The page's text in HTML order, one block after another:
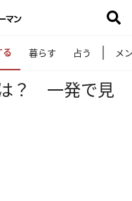
る 暮らす 占う メ
？ 一発で見